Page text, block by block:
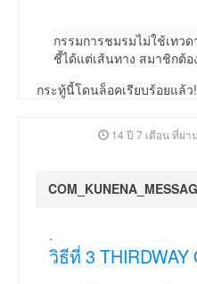
กรรมการชมรมไม่ใช้เทวด
ชี้ได้แต่เส้นทาง สมาชิกต้อ
กระทู้นี้โดนล็อคเรียบร้อยแล้ว
14 ปี 7 เดือน ที่ผ่า
.
วิธีที่ 3 THIRDWAY